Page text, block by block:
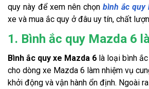
quy này để xem nên chọn bình ắc quy
xe và mua ắc quy ở đâu uy tín, chất
1. Bình ắc quy Mazda 6
Bình ắc quy xe Mazda 6 là loại bình
cho dòng xe Mazda 6 làm nhiệm vụ
khởi động và vận hành ổn định. Ngoài